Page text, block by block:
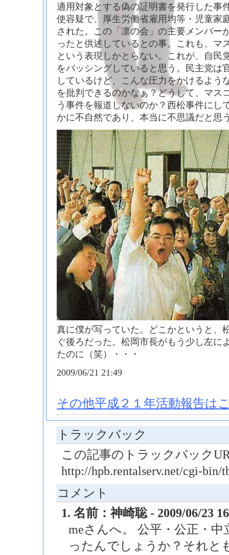
適用対象とする偽の証明書を発行した事
使容疑で、厚生労働省雇用均等・児童家
された。この「凛の会」の主要メンバー
ったと供述しているとの事。これも、マ
という表現しかとらない。これが、自民
をバッシングしていると思う。民主党は
しているけど、こんな圧力をかけるよう
を批判できるのかなぁ？どうして、マス
う事件を報道しないのか？西松事件にし
かに不自然であり、本当に不思議だと思
真に僕が写っていた。どこかというと、
ぐ後ろだった。松岡市長がもう少し左に
たのに（笑）・・・
2009/06/21 21:49
その他平成２１年活動報告は
トラックバック
この記事のトラックバック
http://hpb.rentalserv.net/cgi-bin/
コメント
1. 名前：神崎聡 - 2009/06/23
meさんへ。 公平・公正・
ったんでしょうか？それと